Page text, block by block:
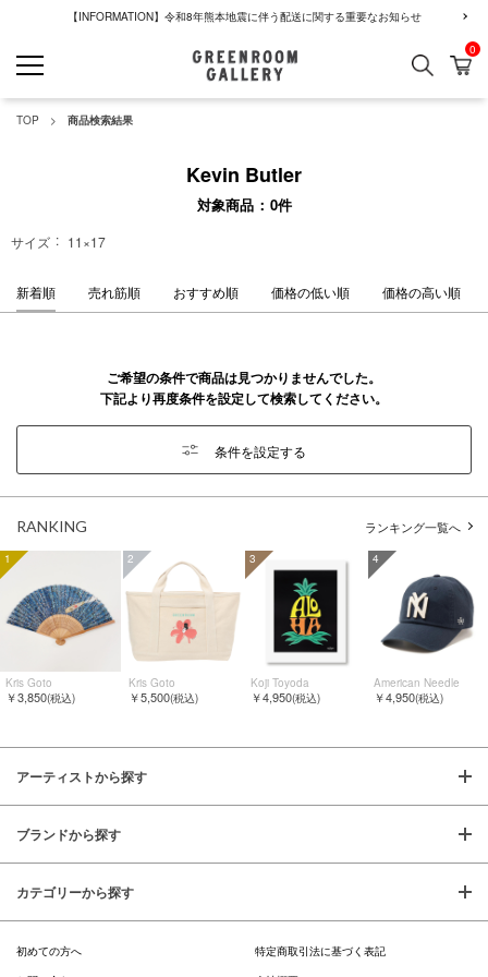
【INFORMATION】令和8年熊本地震に伴う配送に関する重要なお知らせ
検索 カ
0
TOP 商品検索結果
Kevin Butler
対象商品 0件
サイズ 11×17
新着順 売れ筋順 おすすめ順 価格の低い順 価格の高い順
ご希望の条件で商品は見つかりませんでした。
下記より再度条件を設定して検索してください。
条件を設定する
RANKING ランキング一覧へ
1
Kris Goto
￥3,850(税込)
2
Kris Goto
￥5,500(税込)
3
Koji Toyoda
￥4,950(税込)
4
American Needle
￥4,950(税込)
アーティストから探す
ブランドから探す
カテゴリーから探す
初めての方へ
特定商取引法に基づく表記